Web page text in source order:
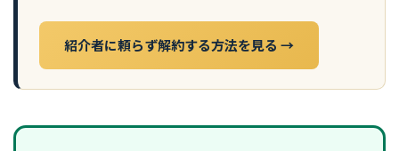
紹介者に頼らず解約する方法を見る →